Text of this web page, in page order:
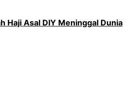
Haji Asal DIY Meninggal Dunia